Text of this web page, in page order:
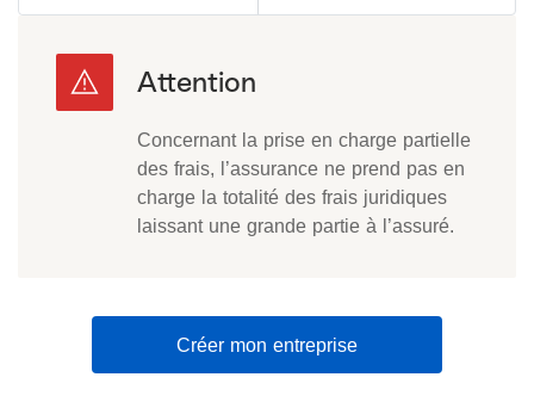
Concernant la prise en charge partielle
des frais, l’assurance ne prend pas en
charge la totalité des frais juridiques
laissant une grande partie à l’assuré.
Créer mon entreprise